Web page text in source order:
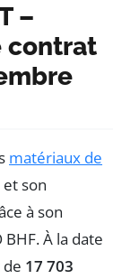
–
contrat
matériaux de
son
à son
À la date
17 703